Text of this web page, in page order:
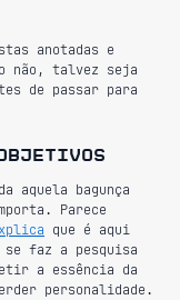
anotadas e
não, talvez seja
de passar para
aquela bagunça
Parece
que é aqui
faz a pesquisa
a essência da
personalidade.